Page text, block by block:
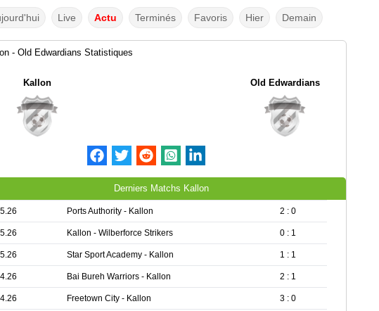
Live Actu Terminés Favoris Hier Demain
- Old Edwardians Statistiques
Kallon Old Edwardians
Derniers Matchs Kallon
Ports Authority - Kallon 2 : 0
Kallon - Wilberforce Strikers 0 : 1
Star Sport Academy - Kallon 1 : 1
Bai Bureh Warriors - Kallon 2 : 1
Freetown City - Kallon 3 : 0